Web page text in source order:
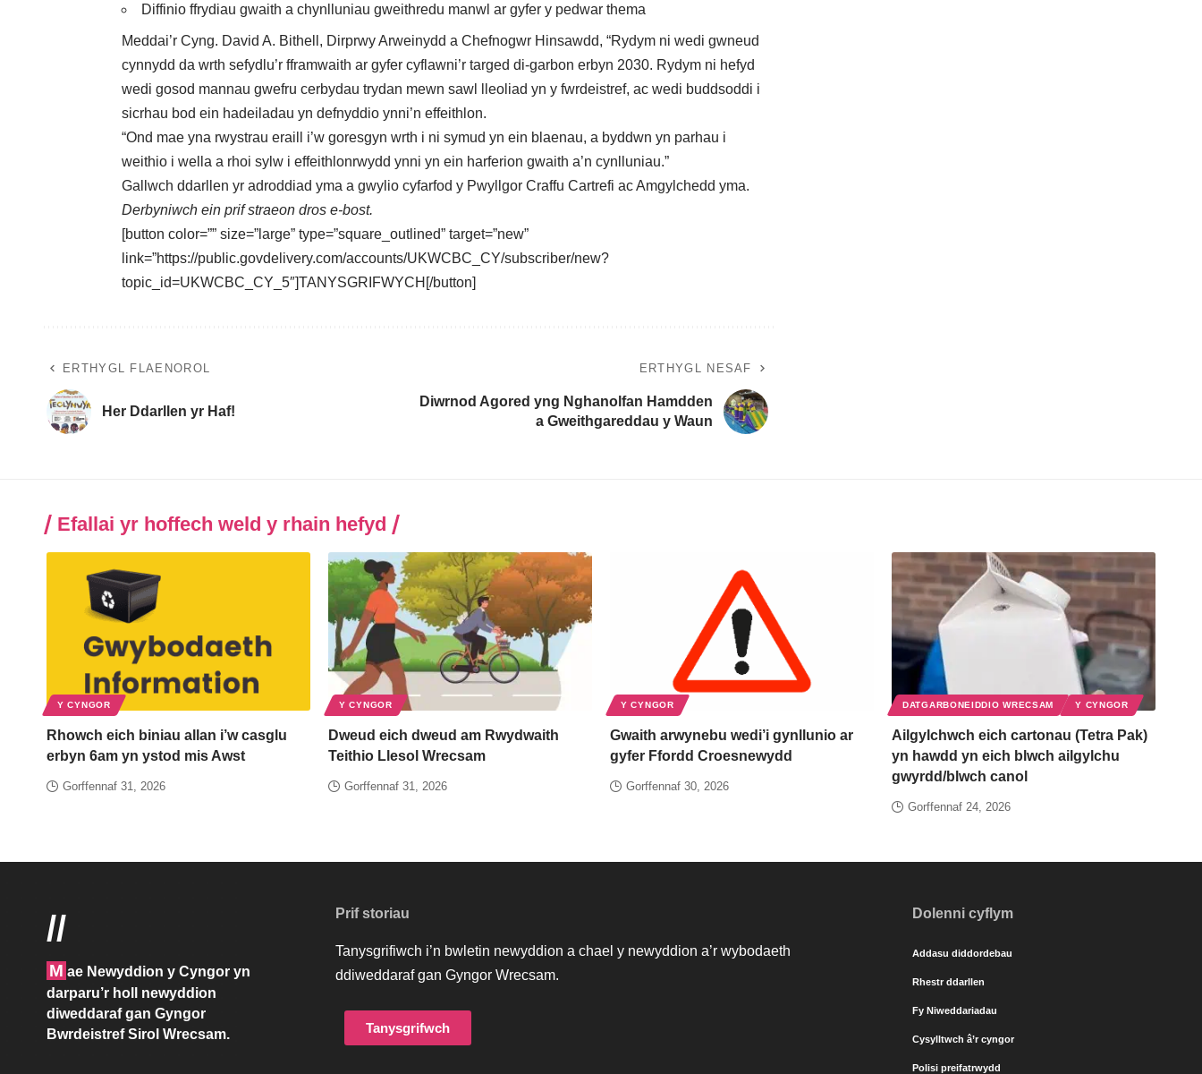
Diffinio ffrydiau gwaith a chynlluniau gweithredu manwl ar gyfer y pedwar thema
Meddai’r Cyng. David A. Bithell, Dirprwy Arweinydd a Chefnogwr Hinsawdd, “Rydym ni wedi gwneud
cynnydd da wrth sefydlu’r fframwaith ar gyfer cyflawni’r targed di-garbon erbyn 2030. Rydym ni hefyd
wedi gosod mannau gwefru cerbydau trydan mewn sawl lleoliad yn y fwrdeistref, ac wedi buddsoddi i
sicrhau bod ein hadeiladau yn defnyddio ynni’n effeithlon.
“Ond mae yna rwystrau eraill i’w goresgyn wrth i ni symud yn ein blaenau, a byddwn yn parhau i
weithio i wella a rhoi sylw i effeithlonrwydd ynni yn ein harferion gwaith a’n cynlluniau.”
Gallwch ddarllen yr adroddiad yma a gwylio cyfarfod y Pwyllgor Craffu Cartrefi ac Amgylchedd yma.
Derbyniwch ein prif straeon dros e-bost.
[button color=”” size=”large” type=”square_outlined” target=”new”
link=”https://public.govdelivery.com/accounts/UKWCBC_CY/subscriber/new?
topic_id=UKWCBC_CY_5″]TANYSGRIFWYCH[/button]
ERTHYGL FLAENOROL
Her Ddarllen yr Haf!
ERTHYGL NESAF
Diwrnod Agored yng Nghanolfan Hamdden
a Gweithgareddau y Waun
Efallai yr hoffech weld y rhain hefyd
Y CYNGOR
Rhowch eich biniau allan i’w casglu
erbyn 6am yn ystod mis Awst
Gorffennaf 31, 2026
Y CYNGOR
Dweud eich dweud am Rwydwaith
Teithio Llesol Wrecsam
Gorffennaf 31, 2026
Y CYNGOR
Gwaith arwynebu wedi’i gynllunio ar
gyfer Ffordd Croesnewydd
Gorffennaf 30, 2026
DATGARBONEIDDIO WRECSAM Y CYNGOR
Ailgylchwch eich cartonau (Tetra Pak)
yn hawdd yn eich blwch ailgylchu
gwyrdd/blwch canol
Gorffennaf 24, 2026
//
M ae Newyddion y Cyngor yn
darparu’r holl newyddion
diweddaraf gan Gyngor
Bwrdeistref Sirol Wrecsam.
Prif storiau
Tanysgrifiwch i’n bwletin newyddion a chael y newyddion a’r wybodaeth
ddiweddaraf gan Gyngor Wrecsam.
Tanysgrifwch
Dolenni cyflym
Addasu diddordebau
Rhestr ddarllen
Fy Niweddariadau
Cysylltwch â’r cyngor
Polisi preifatrwydd